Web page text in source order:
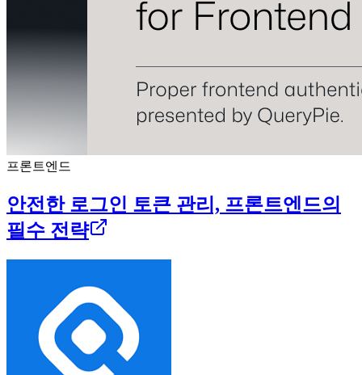
프론트엔드
안전한 로그인 토큰 관리, 프론트엔드의
필수 전략